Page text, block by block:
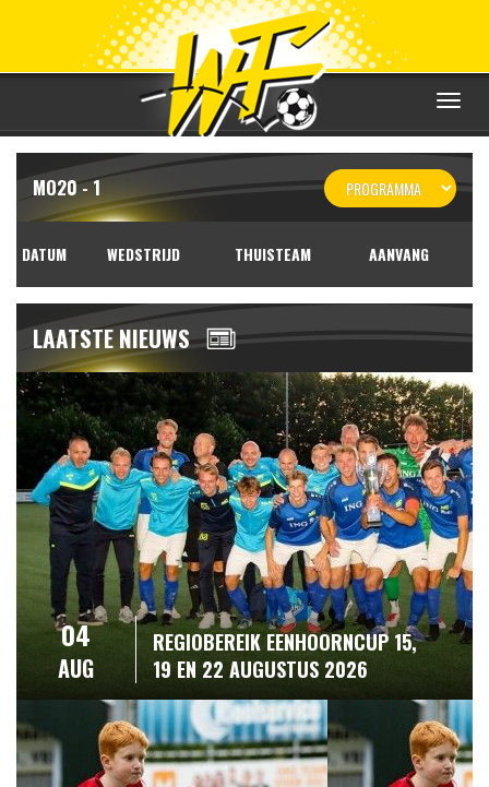
Toggle
MO20 - 1
DATUM WEDSTRIJD THUISTEAM AANVANG
LAATSTE NIEUWS
04
AUG
REGIOBEREIK EENHOORNCUP 15,
19 EN 22 AUGUSTUS 2026